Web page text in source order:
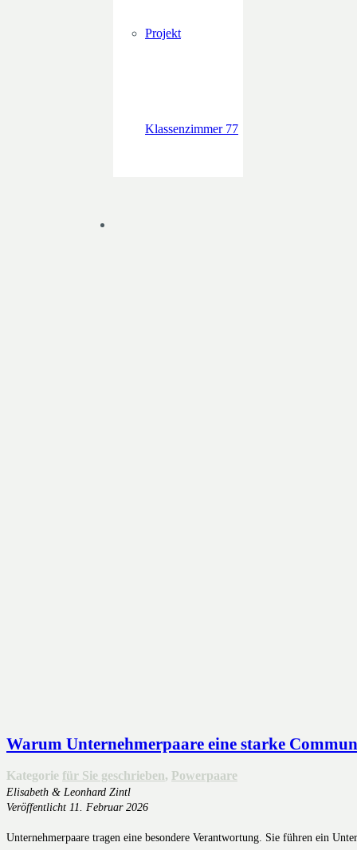
Projekt
Klassenzimmer 77
Warum Unternehmerpaare eine starke
Kategorie für Sie geschrieben, Powerpaare
Elisabeth & Leonhard Zintl
Veröffentlicht 11. Februar 2026
Unternehmerpaare tragen eine besondere Verantwortung. Sie führen ein